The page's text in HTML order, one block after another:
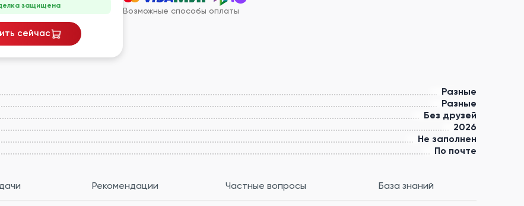
Возможные способы оплаты
Разные
Разные
Без друзей
2026
Не заполнен
По почте
защищена
сейчас
Рекомендации Частные вопросы База знаний